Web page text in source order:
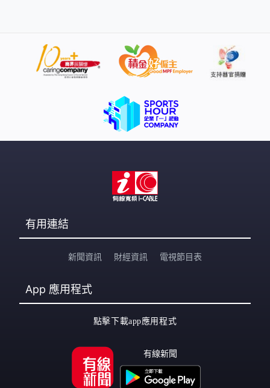
有用連結
新聞資訊 財經資訊 電視節目表
App 應用程式
點擊下載app應用程式
有線新聞